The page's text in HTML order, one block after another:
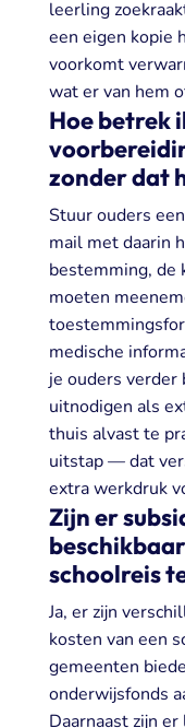
leerling
een eigen kopie
voorkomt
wat er van hem
Hoe betrek
zonder dat
Stuur ouders
mail met daarin
bestemming, de
moeten
medische
je ouders verder
uitnodigen als
thuis alvast te
uitstap — dat
extra werkdruk
Zijn er
schoolreis
Ja, er zijn
kosten van een
gemeenten
onderwijsfonds
Daarnaast zijn